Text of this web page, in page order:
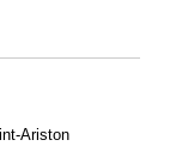
Ariston